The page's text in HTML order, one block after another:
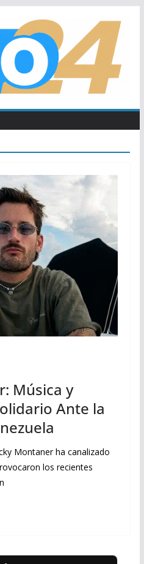
Música y
Ante la
Montaner ha canalizado
los recientes